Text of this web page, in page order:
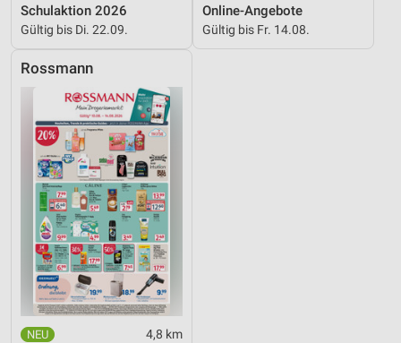
Schulaktion 2026
Gültig bis Di. 22.09.
Online-Angebote
Gültig bis Fr. 14.08.
Rossmann
4,8 km